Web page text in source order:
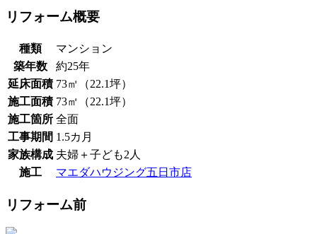
リフォーム概要
種類
マンション
築年数
約25年
延床面積 73㎡（22.1坪）
施工面積 73㎡（22.1坪）
施工箇所 全面
工事期間 1.5カ月
家族構成 夫婦＋子ども2人
施工
マエダハウジング五日市店
リフォーム前